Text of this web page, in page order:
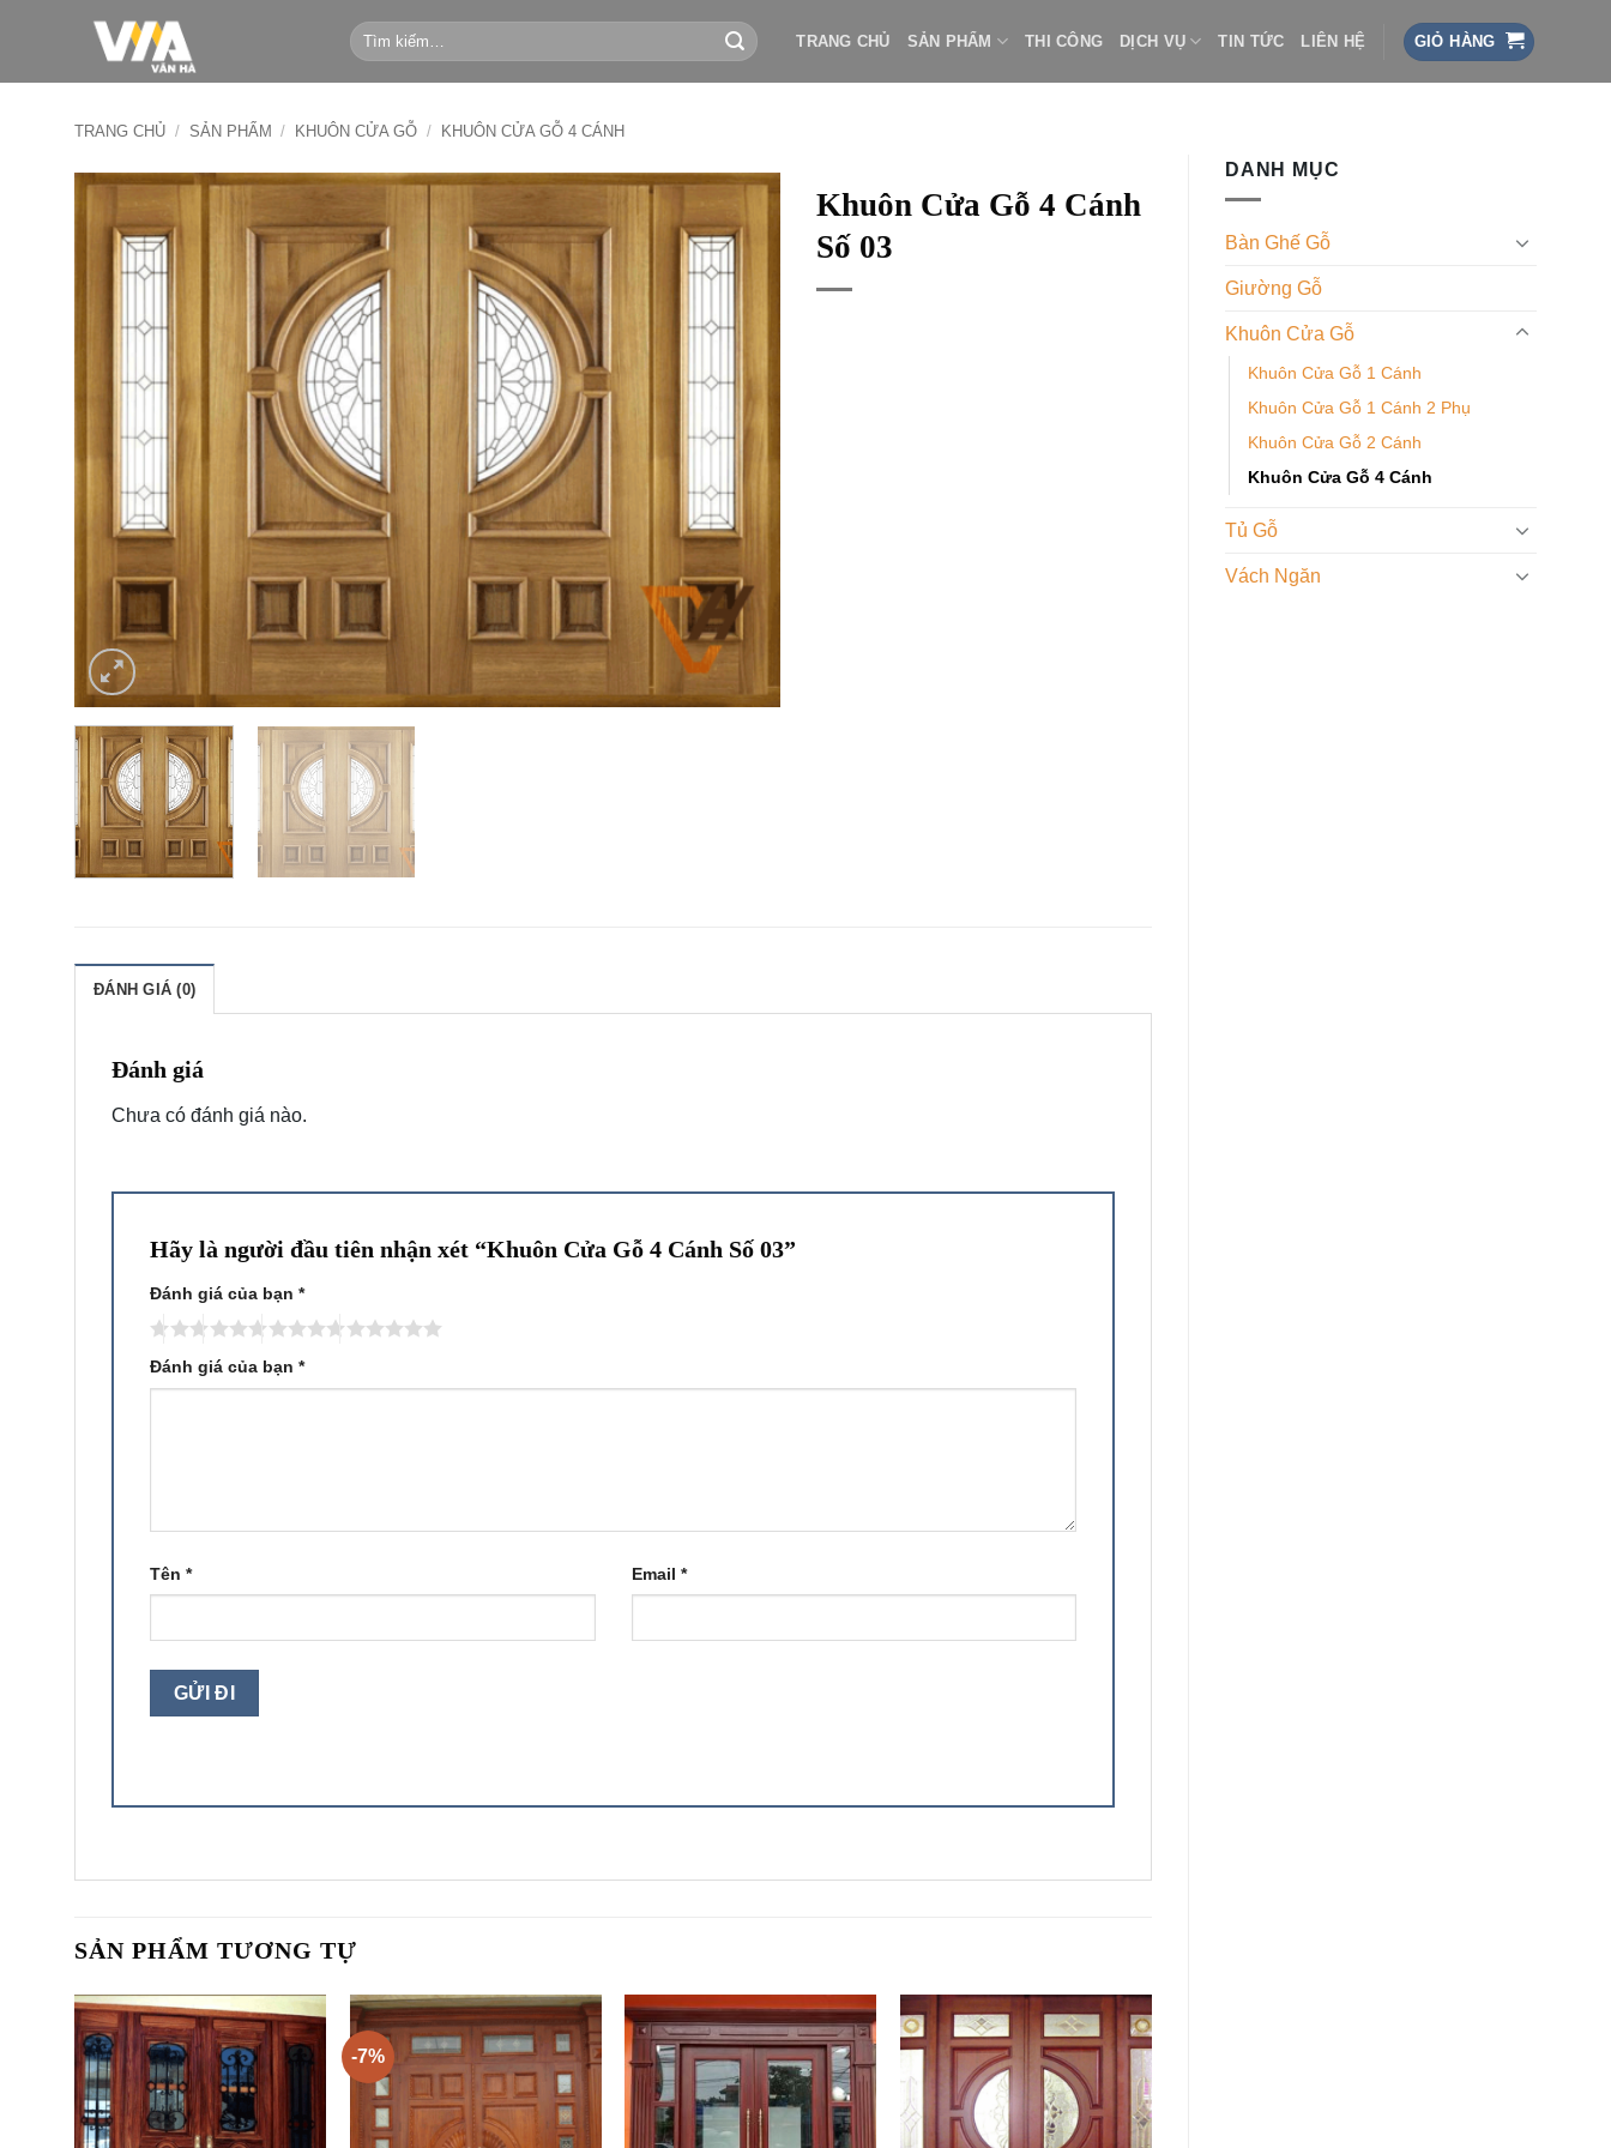
Tìm
kiếm:
TRANG CHỦ SẢN PHẨM THI CÔNG DỊCH VỤ TIN TỨC LIÊN HỆ GIỎ HÀNG
TRANG CHỦ / SẢN PHẨM / KHUÔN CỬA GỖ / KHUÔN CỬA GỖ 4 CÁNH
DANH MỤC
Bàn Ghế Gỗ
Giường Gỗ
Khuôn Cửa Gỗ
Khuôn Cửa Gỗ 1 Cánh
Khuôn Cửa Gỗ 1 Cánh 2 Phụ
Khuôn Cửa Gỗ 2 Cánh
Khuôn Cửa Gỗ 4 Cánh
Tủ Gỗ
Vách Ngăn
Khuôn Cửa Gỗ 4 Cánh
Số 03
ĐÁNH GIÁ (0)
Đánh giá
Chưa có đánh giá nào.
Hãy là người đầu tiên nhận xét “Khuôn Cửa Gỗ 4 Cánh Số 03”
Đánh giá của bạn *
Đánh giá của bạn *
Tên * Email *
SẢN PHẨM TƯƠNG TỰ
-7%